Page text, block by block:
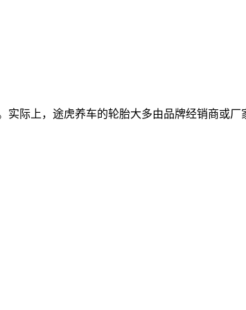
际上，途虎养车的轮胎大多由品牌经销商或